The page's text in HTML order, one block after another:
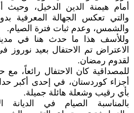
أمام هيمنة الدين الدخيل، وحيث
والتي تعكس الجهالة المعرفية
والشمس، وعدم ثبات فترة الصيام.
وللأسف هذا ما حدث هنا في
الاعتراض تم الاحتفال بعيد نوروز
لقدوم رمضان.
للمصداقية كان الاحتفال رائعاً،
أجزاء كوردستان، في إحدى أكبر
بأي رقيب وشعلة هائلة جميلة.
بالمناسبة الصيام في الديانة